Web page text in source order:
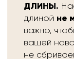
ДЛИНЫ.
длиной не
важно,
вашей
не